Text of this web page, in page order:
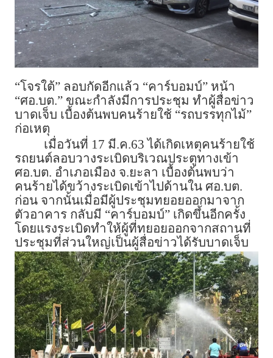
“โจรใต้” ลอบกัดอีกแล้ว “คาร์บอมบ์” หน้า
“ศอ.บต.” ขณะกำลังมีการประชุม ทำผู้สื่อข่าว
บาดเจ็บ เบื้องต้นพบคนร้ายใช้ “รถบรรทุกไม้”
ก่อเหตุ
เมื่อวันที่ 17 มี.ค.63 ได้เกิดเหตุคนร้ายใช้
รถยนต์ลอบวางระเบิดบริเวณประตูทางเข้า
ศอ.บต. อำเภอเมือง จ.ยะลา เบื้องต้นพบว่า
คนร้ายได้ขว้างระเบิดเข้าไปด้านใน ศอ.บต.
ก่อน จากนั้นเมื่อมีผู้ประชุมทยอยออกมาจาก
ตัวอาคาร กลับมี “คาร์บอมบ์” เกิดขึ้นอีกครั้ง
โดยแรงระเบิดทำให้ผู้ที่ทยอยออกจากสถานที่
ประชุมที่ส่วนใหญ่เป็นผู้สื่อข่าวได้รับบาดเจ็บ